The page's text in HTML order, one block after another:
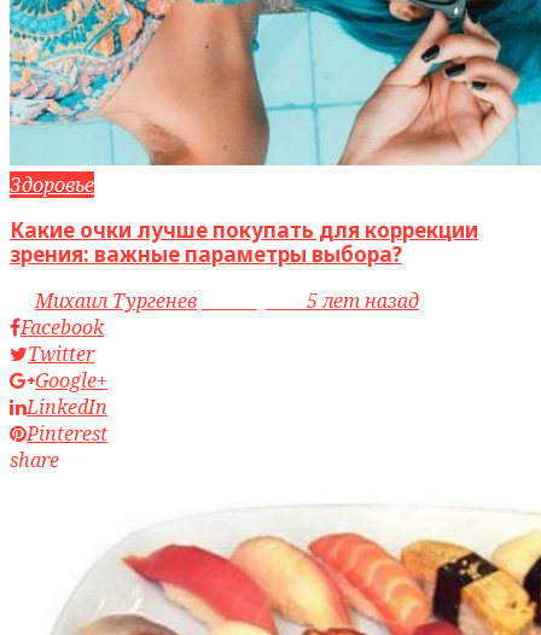
Здоровье
Какие очки лучше покупать для коррекции
зрения: важные параметры выбора?
byМихаил Тургенев
5 лет назад
Facebook
Twitter
Google+
LinkedIn
Pinterest
share